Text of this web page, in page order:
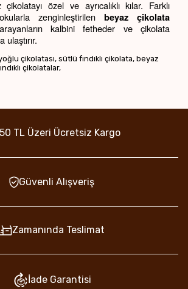
özel ve ayrıcalıklı kılar. Farklı
zenginleştirilen beyaz çikolata
kalbini fetheder ve çikolata
çikolatası, sütlü fındıklı çikolata, beyaz
çikolatalar,
TL Üzeri Ücretsiz Kargo
Güvenli Alışveriş
Zamanında Teslimat
İade Garantisi